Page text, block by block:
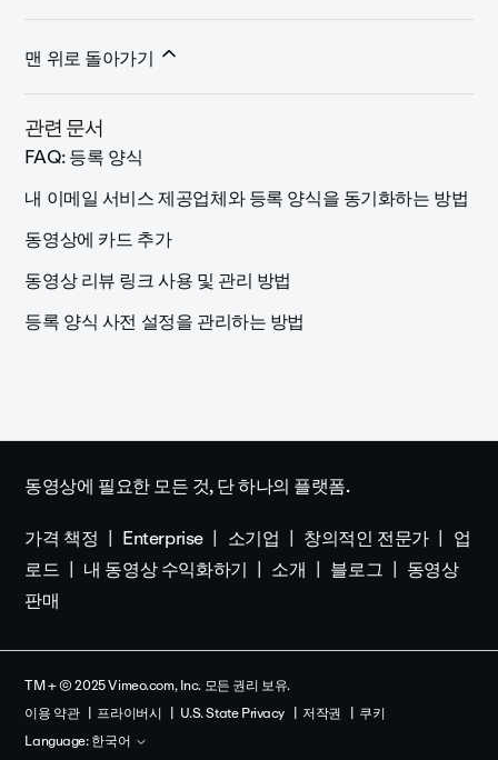
맨 위로 돌아가기
관련 문서
FAQ: 등록 양식
내 이메일 서비스 제공업체와 등록 양식을 동기화하는 방법
동영상에 카드 추가
동영상 리뷰 링크 사용 및 관리 방법
등록 양식 사전 설정을 관리하는 방법
동영상에 필요한 모든 것, 단 하나의 플랫폼.
가격 책정
Enterprise 소기업 창의적인 전문가
업
로드
내 동영상 수익화하기 소개 블로그
동영상
판매
TM + © 2025 Vimeo.com, Inc. 모든 권리 보유.
이용 약관
프라이버시 U.S. State Privacy 저작권
쿠키
Language:한국어